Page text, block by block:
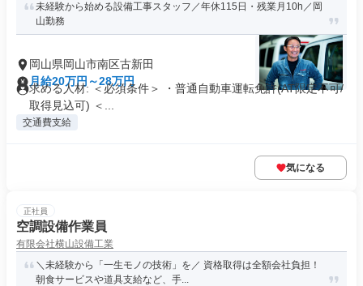
未経験から始める設備工事スタッフ／年休115日・残業月10h／岡
山勤務
岡山県岡山市南区古新田
月給20万円～28万円
求める人材: ＜必須条件＞ ・普通自動車運転免許(AT限定不可/
取得見込可) ＜...
交通費支給
気になる
正社員
空調設備作業員
有限会社横山設備工業
＼未経験から「一生モノの技術」を／ 資格取得は全額会社負担！
朝食サービスや道具支給など、手...